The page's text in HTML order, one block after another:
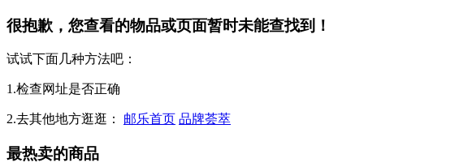
很抱歉，您查看的物品或页面暂时未能查找到！
试试下面几种方法吧：
1.检查网址是否正确
2.去其他地方逛逛： 邮乐首页 品牌荟萃
最热卖的商品